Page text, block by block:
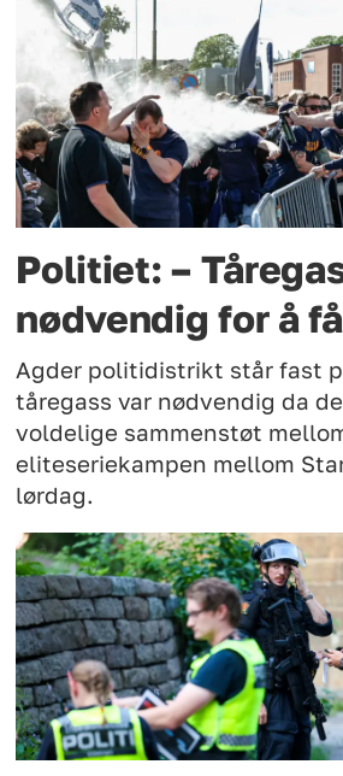
Politiet: –
nødvendig for å
Agder politidistrikt står fast
tåregass var nødvendig da
voldelige sammenstøt
eliteseriekampen mellom
lørdag.